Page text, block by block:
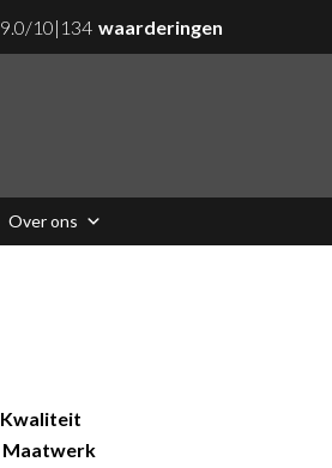
9.0/10| 134 waarderingen
Over ons
Kwaliteit
Maatwerk